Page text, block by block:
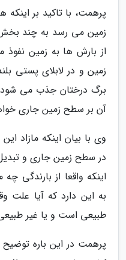
پرهمت، با تاکید بر
زمین می رسد به چند
از بارش ها به زمین
زمین و در لابلای پستی
برگ درختان جذب می شود
آن بر سطح زمین جاری
وی با بیان اینکه مازاد
در سطح زمین جاری و
اینکه واقعا از
به این دارد که آیا علت
طبیعی است و یا غیر
پرهمت در این باره